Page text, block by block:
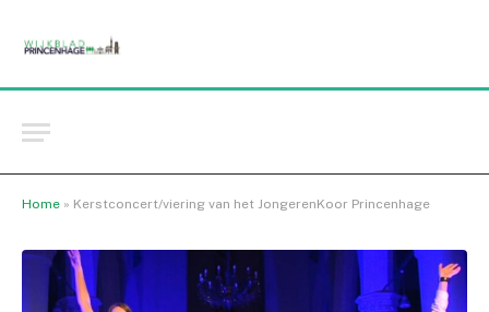
Home » Kerstconcert/viering van het JongerenKoor Princenhage